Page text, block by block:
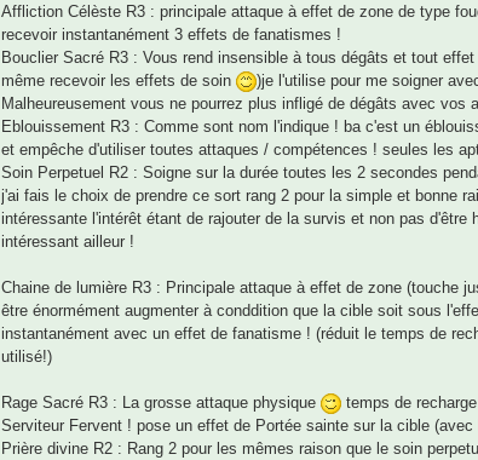
Affliction Célèste R3 : principale attaque à effet de zone de type
recevoir instantanément 3 effets de fanatismes !
Bouclier Sacré R3 : Vous rend insensible à tous dégâts et tout
même recevoir les effets de soin
)je l'utilise pour me soigner
Malheureusement vous ne pourrez plus infligé de dégâts avec vos
Eblouissement R3 : Comme sont nom l'indique ! ba c'est un
et empêche d'utiliser toutes attaques / compétences ! seules les
Soin Perpetuel R2 : Soigne sur la durée toutes les 2 secondes
j'ai fais le choix de prendre ce sort rang 2 pour la simple et bonne
intéressante l'intérêt étant de rajouter de la survis et non pas
intéressant ailleur !
Chaine de lumière R3 : Principale attaque à effet de zone (touche
être énormément augmenter à conddition que la cible soit sous
instantanément avec un effet de fanatisme ! (réduit le temps de
utilisé!)
Rage Sacré R3 : La grosse attaque physique
temps de
Serviteur Fervent ! pose un effet de Portée sainte sur la cible (avec
Prière divine R2 : Rang 2 pour les mêmes raison que le soin